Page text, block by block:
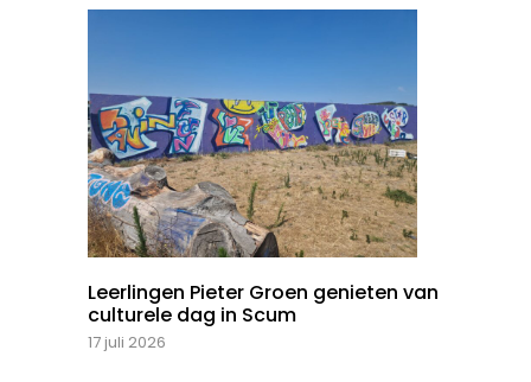
Leerlingen Pieter Groen genieten van
culturele dag in Scum
17 juli 2026